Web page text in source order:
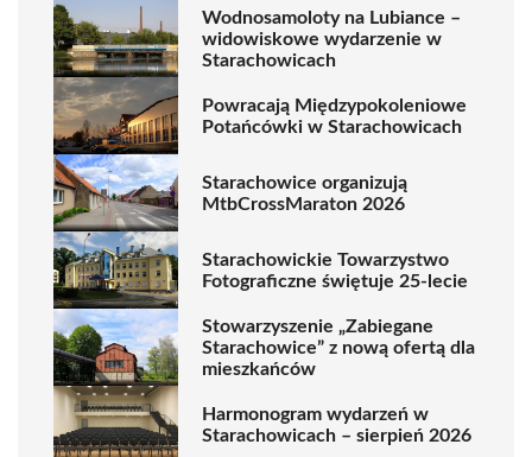
Wodnosamoloty na Lubiance –
widowiskowe wydarzenie w
Starachowicach
Powracają Międzypokoleniowe
Potańcówki w Starachowicach
Starachowice organizują
MtbCrossMaraton 2026
Starachowickie Towarzystwo
Fotograficzne świętuje 25-lecie
Stowarzyszenie „Zabiegane
Starachowice” z nową ofertą dla
mieszkańców
Harmonogram wydarzeń w
Starachowicach – sierpień 2026